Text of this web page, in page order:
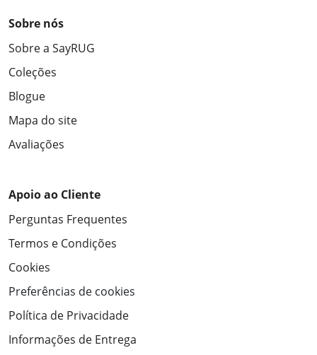
Sobre nós
Sobre a SayRUG
Coleções
Blogue
Mapa do site
Avaliações
Apoio ao Cliente
Perguntas Frequentes
Termos e Condições
Cookies
Preferências de cookies
Política de Privacidade
Informações de Entrega